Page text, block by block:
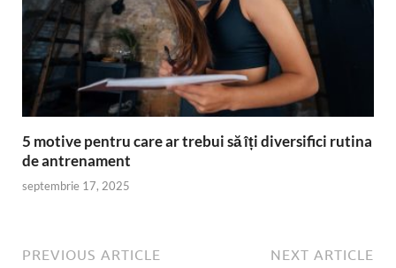
5 motive pentru care ar trebui să îți diversifici rutina
de antrenament
septembrie 17, 2025
PREVIOUS ARTICLE NEXT ARTICLE